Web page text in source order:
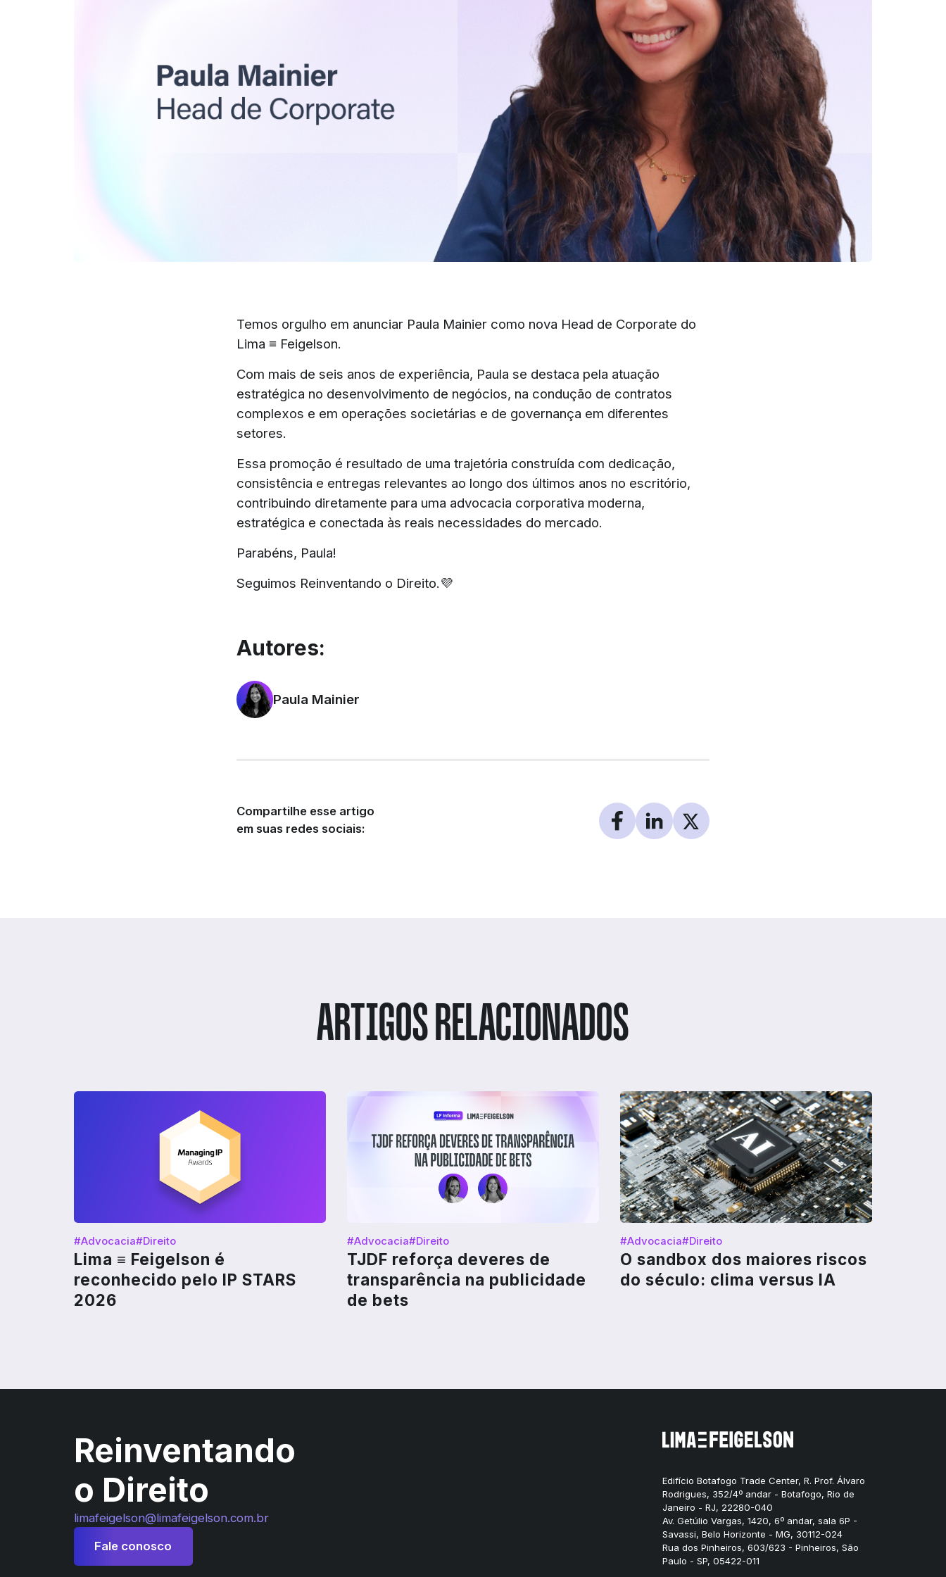
Temos orgulho em anunciar Paula Mainier como nova Head de Corporate do
Lima ≡ Feigelson.
Com mais de seis anos de experiência, Paula se destaca pela atuação
estratégica no desenvolvimento de negócios, na condução de contratos
complexos e em operações societárias e de governança em diferentes
setores.
Essa promoção é resultado de uma trajetória construída com dedicação,
consistência e entregas relevantes ao longo dos últimos anos no escritório,
contribuindo diretamente para uma advocacia corporativa moderna,
estratégica e conectada às reais necessidades do mercado.
Parabéns, Paula!
Seguimos Reinventando o Direito.💜
Autores:
Paula Mainier
Compartilhe esse artigo
em suas redes sociais:
ARTIGOS RELACIONADOS
#Advocacia#Direito
Lima ≡ Feigelson é
reconhecido pelo IP STARS
2026
#Advocacia#Direito
TJDF reforça deveres de
transparência na publicidade
de bets
#Advocacia#Direito
O sandbox dos maiores riscos
do século: clima versus IA
Reinventando
o Direito
limafeigelson@limafeigelson.com.br
Fale conosco
Edifício Botafogo Trade Center, R. Prof. Álvaro
Rodrigues, 352/4º andar - Botafogo, Rio de
Janeiro - RJ, 22280-040
Av. Getúlio Vargas, 1420, 6º andar, sala 6P -
Savassi, Belo Horizonte - MG, 30112-024
Rua dos Pinheiros, 603/623 - Pinheiros, São
Paulo - SP, 05422-011